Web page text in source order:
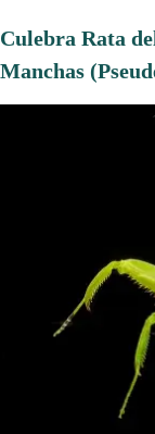
Culebra Rata
Manchas